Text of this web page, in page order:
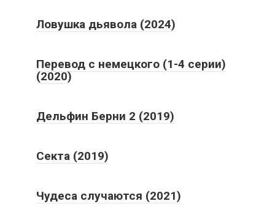
Ловушка дьявола (2024)
Перевод с немецкого (1-4 серии)
(2020)
Дельфин Берни 2 (2019)
Секта (2019)
Чудеса случаются (2021)